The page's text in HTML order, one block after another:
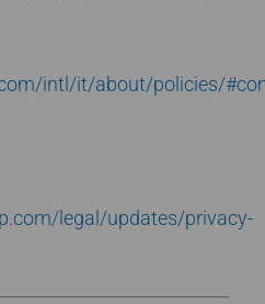
intl/it/about/policies/
legal/updates/privacy-